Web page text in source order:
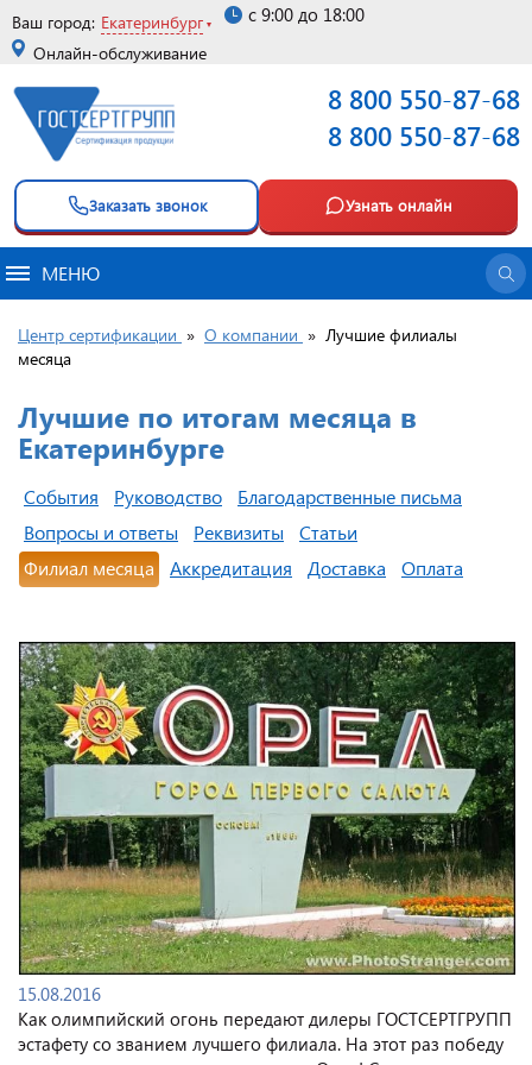
Ваш город: Екатеринбург
Онлайн-обслуживание
с 9:00 до 18:00
8 800 550-87-68
8 800 550-87-68
Заказать звонок Узнать онлайн
МЕНЮ
Центр сертификации » О компании » Лучшие филиалы
месяца
Лучшие по итогам месяца в
Екатеринбурге
События Руководство
Благодарственные письма
Вопросы и ответы
Реквизиты
Статьи
Филиал месяца
Аккредитация Доставка Оплата
15.08.2016
Как олимпийский огонь передают дилеры ГОСТСЕРТГРУПП
эстафету со званием лучшего филиала. На этот раз победу